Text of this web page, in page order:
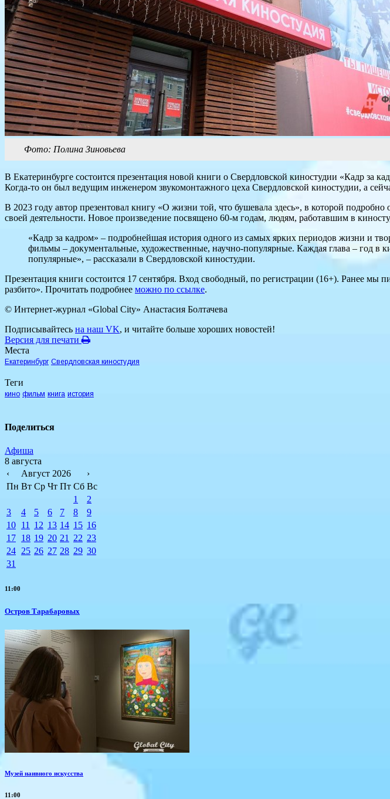
Фото: Полина Зиновьева
В Екатеринбурге состоится презентация новой книги о Свердловской киностудии «Кадр за
Когда-то он был ведущим инженером звукомонтажного цеха Свердловской киностудии, а
В 2023 году автор презентовал книгу «О жизни той, что бушевала здесь», в которой
своей деятельности. Новое произведение посвящено 60-м годам, людям, работавшим в
«Кадр за кадром» – подробнейшая история одного из самых ярких периодов жизни и
фильмы – документальные, художественные, научно-популярные. Каждая глава – год
популярные», – рассказали в Свердловской киностудии.
Презентация книги состоится 17 сентября. Вход свободный, по регистрации (16+). Ранее
разбито». Прочитать подробнее можно по ссылке.
© Интернет-журнал «Global City» Анастасия Болтачева
Подписывайтесь на наш VK, и читайте больше хороших новостей!
Версия для печати
Места
Екатеринбург Свердловская киностудия
Теги
кино фильм книга история
Поделиться
Афиша
8 августа
‹
Август 2026
›
Пн Вт Ср Чт Пт Сб Вс
1
2
3
4 5 6 7 8
9
10 11 12 13 14 15 16
17 18 19 20 21 22 23
24 25 26 27 28 29 30
31
11:00
Остров Тарабаровых
Музей наивного искусства
11:00